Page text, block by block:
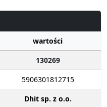
wartości
130269
5906301812715
Dhit sp. z o.o.